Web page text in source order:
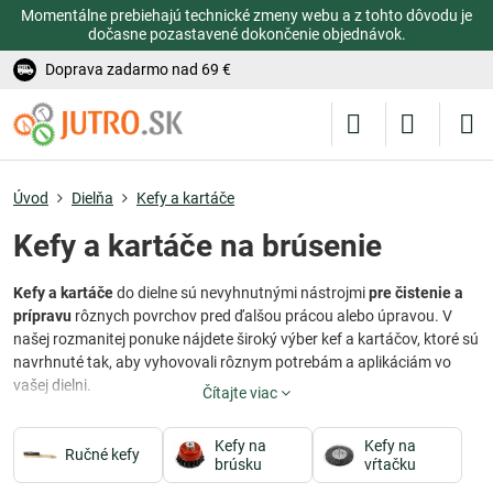
Momentálne prebiehajú technické zmeny webu a z tohto dôvodu je
dočasne pozastavené dokončenie objednávok.
Doprava zadarmo nad 69 €
Úvod Dielňa Kefy a kartáče
Kefy a kartáče na brúsenie
Kefy a kartáčedo dielne sú nevyhnutnými nástrojmipre čistenie a
prípravu rôznych povrchov pred ďalšou prácou alebo úpravou. V
našej rozmanitej ponuke nájdete široký výber kef a kartáčov, ktoré sú
navrhnuté tak, aby vyhovovali rôznym potrebám a aplikáciám vo
vašej dielni.
Našekefy a kartáčesú ideálne načistenie rôznych povrchov od
dreva a železa až po plastya ďalšie materiály. K dispozícii máme
rôzne typy kef, vrátane miskových, črepníkových, vrkôčikových a
Čítajte viac
Ručné kefy
Kefy na
brúsku
Kefy na
vŕtačku